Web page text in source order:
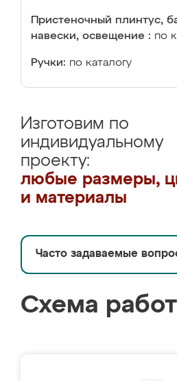
Пристеночный плинтус,
навески, освещение : по
Ручки: по каталогу
Изготовим по
индивидуальному
проекту:
любые размеры,
и материалы
Часто задаваемые
Схема